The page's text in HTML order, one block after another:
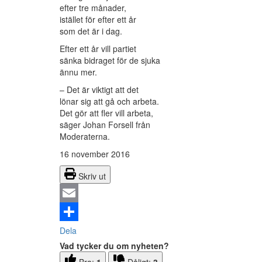
efter tre månader,
istället för efter ett år
som det är i dag.
Efter ett år vill partiet
sänka bidraget för de sjuka
ännu mer.
– Det är viktigt att det
lönar sig att gå och arbeta.
Det gör att fler vill arbeta,
säger Johan Forsell från
Moderaterna.
16 november 2016
Skriv ut
Email
Dela
Vad tycker du om nyheten?